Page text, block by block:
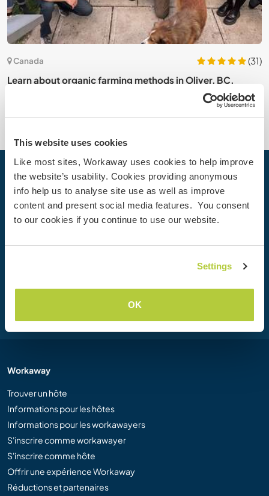
This website uses cookies
Like most sites, Workaway uses cookies to help improve
the website’s usability. Cookies providing anonymous
info help us to analyse site use as well as improve
content and present social media features. You consent
to our cookies if you continue to use our website.
Settings
OK
Canada
(31)
Learn about organic farming methods in Oliver, BC,
Votre prochaine aventure commence
aujourd’hui
Rejoignez dès aujourd’hui la communauté Workaway et
000 opportunités aux quatre coins du monde.
Workaway
Trouver un hôte
Informations pour les hôtes
Informations pour les workawayers
S'inscrire comme workawayer
S'inscrire comme hôte
Offrir une expérience Workaway
Réductions et partenaires